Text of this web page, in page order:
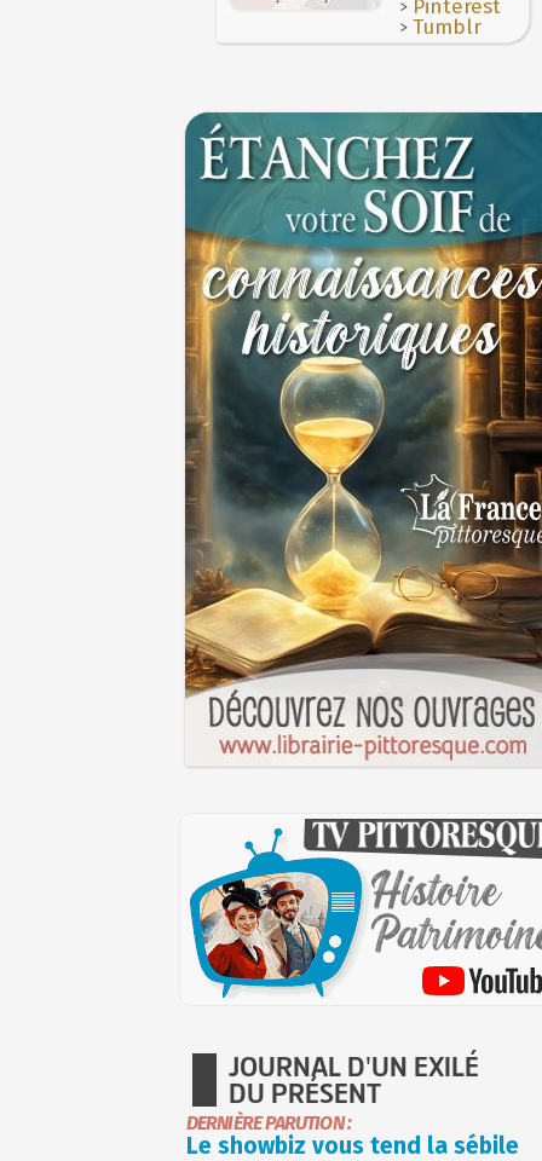
JOURNAL D'UN EXILÉ
DU PRÉSENT
DERNIÈRE PARUTION :
Le showbiz vous tend la sébile
> Pinterest
>Tumblr